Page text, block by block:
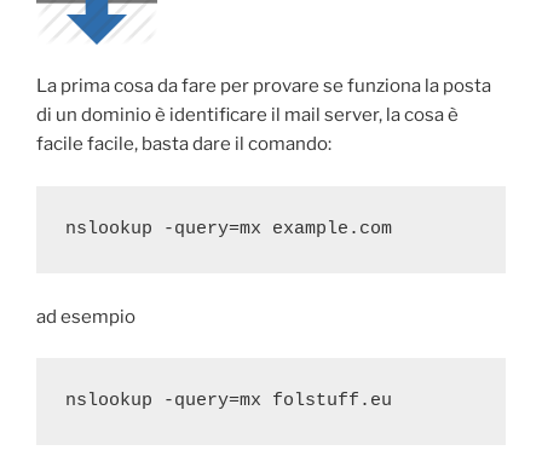
La prima cosa da fare per provare se funziona la posta
di un dominio è identificare il mail server, la cosa è
facile facile, basta dare il comando:
nslookup -query=mx example.com
ad esempio
nslookup -query=mx folstuff.eu